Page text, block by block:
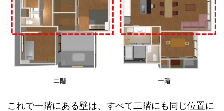
これで一階にある壁は、すべて二階にも同じ位置に